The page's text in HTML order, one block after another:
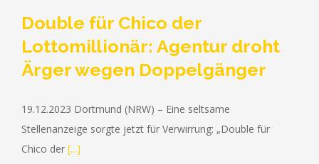
Double für Chico der
Lottomillionär: Agentur droht
Ärger wegen Doppelgänger
19.12.2023 Dortmund (NRW) – Eine seltsame
Stellenanzeige sorgte jetzt für Verwirrung: „Double für
Chico der [...]